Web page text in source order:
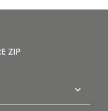
ZIP